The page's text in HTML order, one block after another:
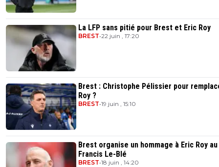
La LFP sans pitié pour Brest et Eric Roy
BREST•22 juin , 17:20
Brest : Christophe Pélissier pour
Roy ?
BREST•19 juin , 15:10
Brest organise un hommage à Eric Roy
Francis Le-Blé
BREST•18 juin , 14:20